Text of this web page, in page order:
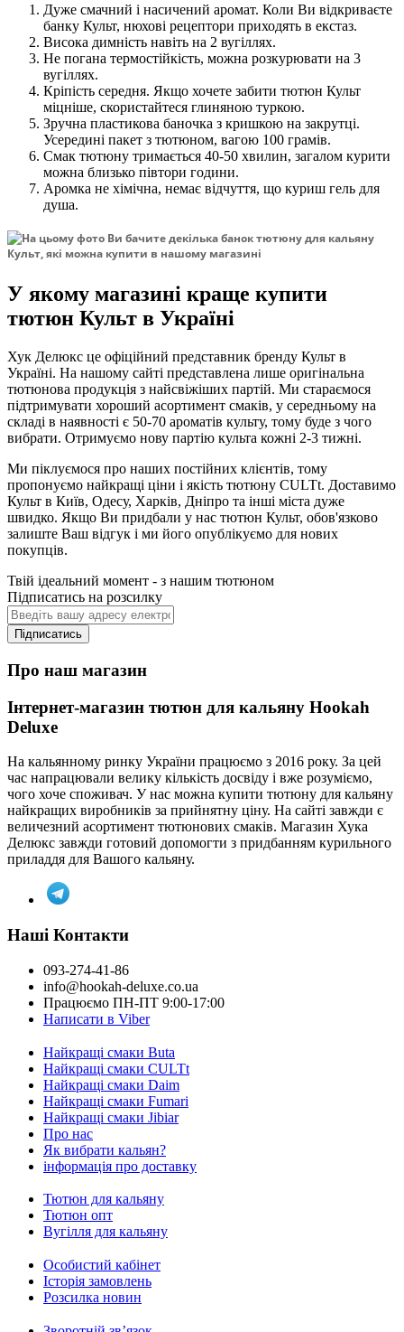
Дуже смачний і насичений аромат. Коли Ви відкриваєте
банку Культ, нюхові рецептори приходять в екстаз.
Висока димність навіть на 2 вугіллях.
Не погана термостійкість, можна розкурювати на 3
вугіллях.
Кріпість середня. Якщо хочете забити тютюн Культ
міцніше, скористайтеся глиняною туркою.
Зручна пластикова баночка з кришкою на закрутці.
Усередині пакет з тютюном, вагою 100 грамів.
Смак тютюну тримається 40-50 хвилин, загалом курити
можна близько півтори години.
Аромка не хімічна, немає відчуття, що куриш гель для
душа.
У якому магазині краще купити
тютюн Культ в Україні
Хук Делюкс це офіційний представник бренду Культ в
Україні. На нашому сайті представлена лише оригінальна
тютюнова продукція з найсвіжіших партій. Ми стараємося
підтримувати хороший асортимент смаків, у середньому на
складі в наявності є 50-70 ароматів культу, тому буде з чого
вибрати. Отримуємо нову партію культа кожні 2-3 тижні.
Ми піклуємося про наших постійних клієнтів, тому
пропонуємо найкращі ціни і якість тютюну CULTt. Доставимо
Культ в Київ, Одесу, Харків, Дніпро та інші міста дуже
швидко. Якщо Ви придбали у нас тютюн Культ, обов'язково
залиште Ваш відгук і ми його опублікуємо для нових
покупців.
Твій ідеальний момент - з нашим тютюном
Підписатись на розсилку
Підписатись
Про наш магазин
Інтернет-магазин тютюн для кальяну Hookah
Deluxe
На кальянному ринку України працюємо з 2016 року. За цей
час напрацювали велику кількість досвіду і вже розуміємо,
чого хоче споживач. У нас можна купити тютюну для кальяну
найкращих виробників за прийнятну ціну. На сайті завжди є
величезний асортимент тютюнових смаків. Магазин Хука
Делюкс завжди готовий допомогти з придбанням курильного
приладдя для Вашого кальяну.
Наші Контакти
093-274-41-86
info@hookah-deluxe.co.ua
Працюємо ПН-ПТ 9:00-17:00
Написати в Viber
Найкращі смаки Buta
Найкращі смаки CULTt
Найкращі смаки Daim
Найкращі смаки Fumari
Найкращі смаки Jibiar
Про нас
Як вибрати кальян?
інформація про доставку
Тютюн для кальяну
Тютюн опт
Вугілля для кальяну
Особистий кабінет
Історія замовлень
Розсилка новин